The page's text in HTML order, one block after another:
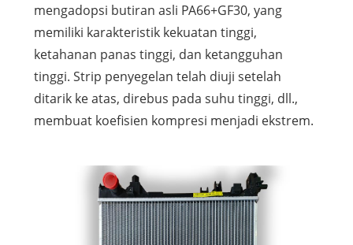
mengadopsi butiran asli PA66+GF30, yang
memiliki karakteristik kekuatan tinggi,
ketahanan panas tinggi, dan ketangguhan
tinggi. Strip penyegelan telah diuji setelah
ditarik ke atas, direbus pada suhu tinggi, dll.,
membuat koefisien kompresi menjadi ekstrem.